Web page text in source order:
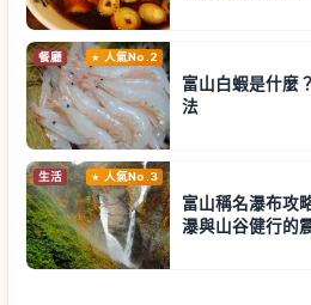
餐廳 人氣No.2
富山白蝦是什麼
法
生活 人氣No.3
富山稱名瀑布攻
瀑與山谷健行的